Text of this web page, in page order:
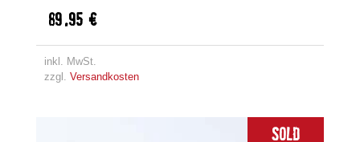
89,95 €
inkl. MwSt.
zzgl. Versandkosten
Sold